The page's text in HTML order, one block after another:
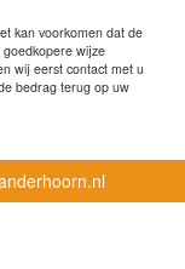
kan voorkomen dat de
wijze
wij eerst contact met u
bedrag terug op uw